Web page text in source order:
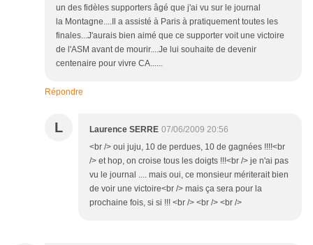
un des fidèles supporters âgé que j'ai vu sur le journal
la Montagne....Il a assisté à Paris à pratiquement toutes les
finales...J'aurais bien aimé que ce supporter voit une victoire
de l'ASM avant de mourir....Je lui souhaite de devenir
centenaire pour vivre CA......
Répondre
L Laurence SERRE 07/06/2009 20:56
<br /> oui juju, 10 de perdues, 10 de gagnées !!!!<br
/> et hop, on croise tous les doigts !!!<br /> je n'ai pas
vu le journal .... mais oui, ce monsieur mériterait bien
de voir une victoire<br /> mais ça sera pour la
prochaine fois, si si !!! <br /> <br /> <br />